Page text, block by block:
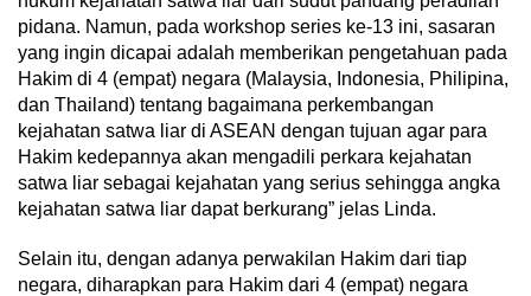
pidana. Namun, pada workshop series ke-13 ini, sasaran
yang ingin dicapai adalah memberikan pengetahuan pada
Hakim di 4 (empat) negara (Malaysia, Indonesia, Philipina,
dan Thailand) tentang bagaimana perkembangan
kejahatan satwa liar di ASEAN dengan tujuan agar para
Hakim kedepannya akan mengadili perkara kejahatan
satwa liar sebagai kejahatan yang serius sehingga angka
kejahatan satwa liar dapat berkurang” jelas Linda.
Selain itu, dengan adanya perwakilan Hakim dari tiap
negara, diharapkan para Hakim dari 4 (empat) negara